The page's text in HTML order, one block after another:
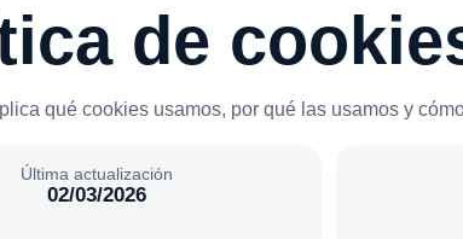
de
qué cookies usamos, por qué las usamos y
Última actualización
02/03/2026